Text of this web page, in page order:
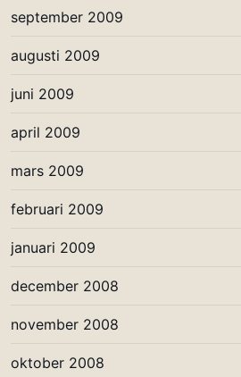
september 2009
augusti 2009
juni 2009
april 2009
mars 2009
februari 2009
januari 2009
december 2008
november 2008
oktober 2008